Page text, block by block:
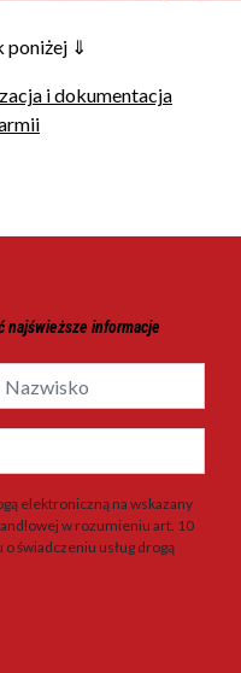
poniżej ⇓
i dokumentacja
najświeższe informacje
elektroniczną na wskazany
w rozumieniu art. 10
świadczeniu usług drogą